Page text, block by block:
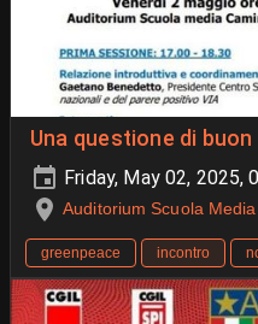
Una questione di
Friday, May 02, 2025,
Auditorium Scuola
greenpeace incontro